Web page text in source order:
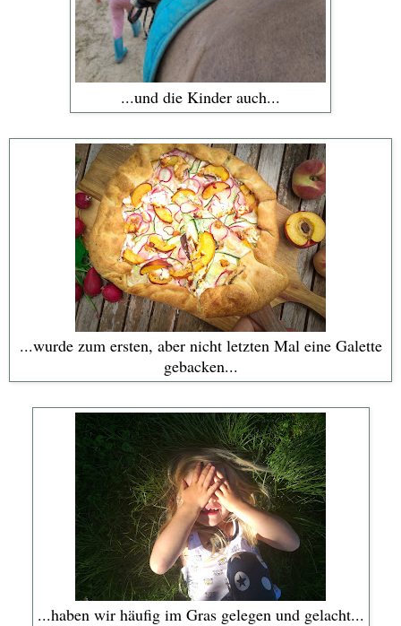
...und die Kinder auch...
...wurde zum ersten, aber nicht letzten Mal eine Galette
gebacken...
...haben wir häufig im Gras gelegen und gelacht...